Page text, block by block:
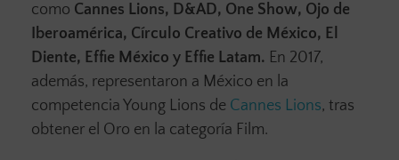
como Cannes Lions, D&AD, One Show, Ojo de
Iberoamérica, Círculo Creativo de México, El
Diente, Effie México y Effie Latam. En 2017,
además, representaron a México en la
competencia Young Lions de Cannes Lions, tras
obtener el Oro en la categoría Film.